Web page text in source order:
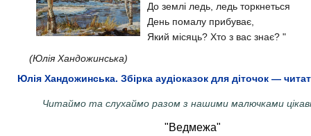
До землі ледь, ледь торкнеться
День помалу прибуває,
Який місяць? Хто з вас знає? "
(Юлія Хандожинська)
Юлія Хандожинська. Збірка аудіоказок для діточок —
Читаймо та слухаймо разом з нашими малючками цікаві
"Ведмежа"